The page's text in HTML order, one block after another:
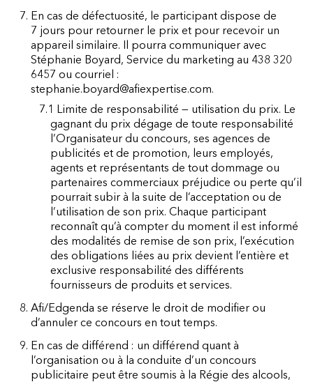
7. En cas de défectuosité, le participant dispose de
7 jours pour retourner le prix et pour recevoir un
appareil similaire. Il pourra communiquer avec
Stéphanie Boyard, Service du marketing au 438 320
6457 ou courriel :
stephanie.boyard@afiexpertise.com.
7.1 Limite de responsabilité — utilisation du prix. Le
gagnant du prix dégage de toute responsabilité
l’Organisateur du concours, ses agences de
publicités et de promotion, leurs employés,
agents et représentants de tout dommage ou
partenaires commerciaux préjudice ou perte qu’il
pourrait subir à la suite de l’acceptation ou de
l’utilisation de son prix. Chaque participant
reconnaît qu’à compter du moment il est informé
des modalités de remise de son prix, l’exécution
des obligations liées au prix devient l’entière et
exclusive responsabilité des différents
fournisseurs de produits et services.
8. Afi/Edgenda se réserve le droit de modifier ou
d’annuler ce concours en tout temps.
9. En cas de différend : un différend quant à
l’organisation ou à la conduite d’un concours
publicitaire peut être soumis à la Régie des alcools,